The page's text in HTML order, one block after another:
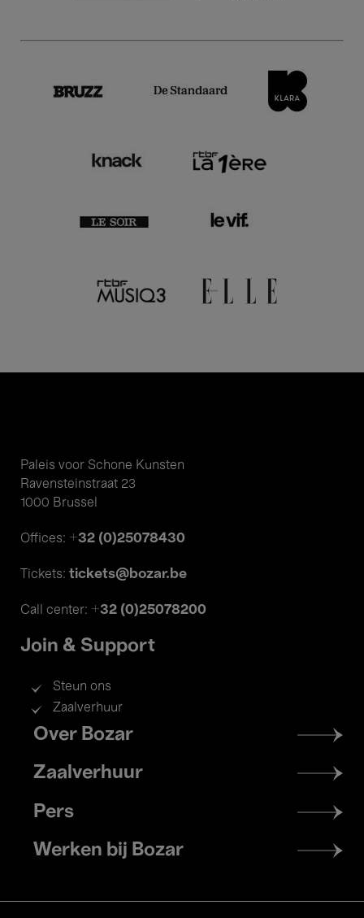
Paleis voor Schone Kunsten
Ravensteinstraat 23
1000 Brussel
Offices: +32 (0)25078430
Tickets: tickets@bozar.be
Call center: +32 (0)25078200
Join & Support
Steun ons
Zaalverhuur
Footer
menu
Over Bozar
Zaalverhuur
Pers
Werken bij Bozar